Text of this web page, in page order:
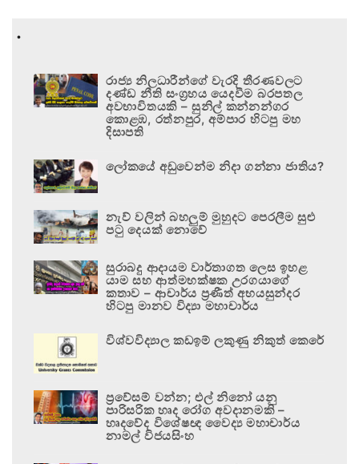
.
රාජ්‍ය නිලධාරීන්ගේ වැරදි තීරණවලට
දණ්ඩ නීති සංග්‍රහය යෙදවීම බරපතල
අවභාවිතයකි – සුනිල් කන්නන්ගර
කොළඹ, රත්නපුර, අම්පාර හිටපු මහ
දිසාපති
ලෝකයේ අඩුවෙන්ම නිදා ගන්නා ජාතිය?
නැව් වලින් බහලුම් මුහුදට පෙරලීම සුළු
පටු දෙයක් නොවේ
සුරාබදු ආදායම වාර්තාගත ලෙස ඉහළ
යාම සහ ආත්මභක්ෂක උරගයාගේ
කතාව – ආචාර්ය ප්‍රණීත් අභයසුන්දර
හිටපු මානව විද්‍යා මහාචාර්ය
විශ්වවිද්‍යාල කඩඉම් ලකුණු නිකුත් කෙරේ
ප්‍රවේසම් වන්න; එල් නිනෝ යනු
පාරිසරික හෘද රෝග අවදානමකි –
හෘදවේද විශේෂඥ වෛද්‍ය මහාචාර්ය
නාමල් විජයසිංහ